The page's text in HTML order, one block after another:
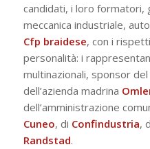
candidati, i loro formatori,
meccanica industriale,
Cfp braidese, con i
personalità: i
multinazionali, sponsor
dell’azienda madrina
dell’amministrazione
Cuneo, di Confindustria,
Randstad.